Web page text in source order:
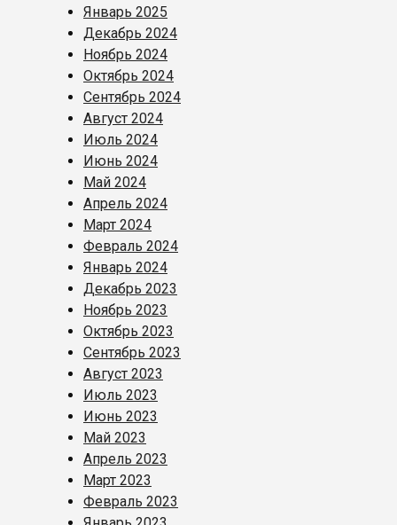
Январь 2025
Декабрь 2024
Ноябрь 2024
Октябрь 2024
Сентябрь 2024
Август 2024
Июль 2024
Июнь 2024
Май 2024
Апрель 2024
Март 2024
Февраль 2024
Январь 2024
Декабрь 2023
Ноябрь 2023
Октябрь 2023
Сентябрь 2023
Август 2023
Июль 2023
Июнь 2023
Май 2023
Апрель 2023
Март 2023
Февраль 2023